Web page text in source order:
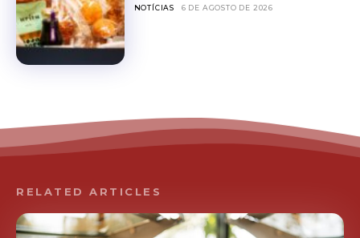
NOTÍCIAS 6 DE AGOSTO DE 2026
RELATED ARTICLES